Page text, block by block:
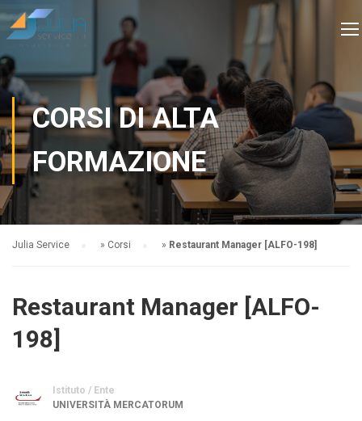
CORSI DI ALTA
FORMAZIONE
Julia Service » Corsi » Restaurant Manager [ALFO-198]
Restaurant Manager [ALFO-
198]
Istituto / Ente
UNIVERSITÀ MERCATORUM